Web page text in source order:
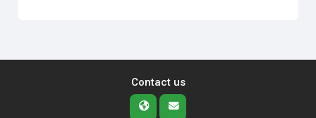
Contact us